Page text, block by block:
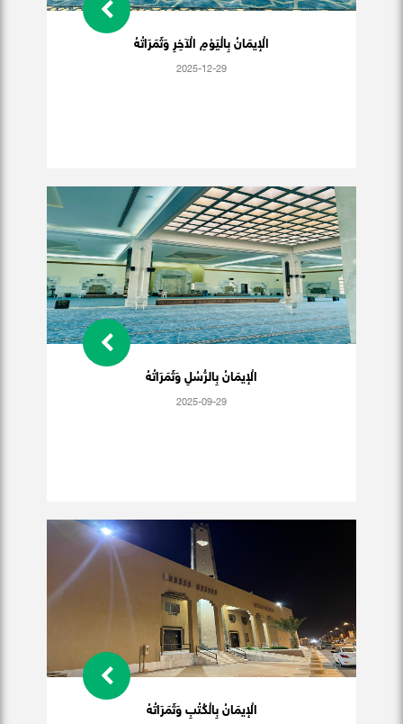
الْإيمَانُ بِالْيَوْمِ الْآخِرِ وَثَمَرَاتُهُ
2025-12-29
الْإيمَانُ بِالرُّسُلِ وَثَمَرَاتُهُ
2025-09-29
الْإيمَانُ بِالْكُتُبِ وَثَمَرَاتُهُ